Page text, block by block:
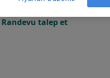
randevu erişime kapalı
Randevu talep et